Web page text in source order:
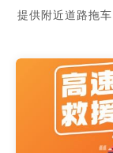
提供附近道路拖